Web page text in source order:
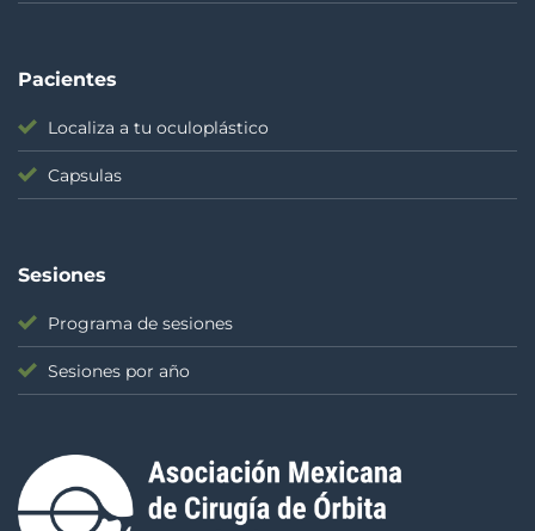
Pacientes
Localiza a tu oculoplástico
Capsulas
Sesiones
Programa de sesiones
Sesiones por año